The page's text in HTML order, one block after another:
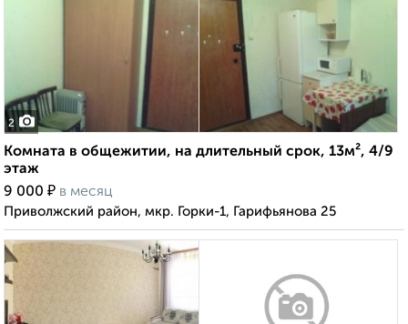
2
Комната в общежитии, на длительный срок, 13м², 4/9
этаж
9 000 ₽ в месяц
Приволжский район, мкр. Горки-1, Гарифьянова 25